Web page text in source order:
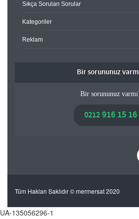
Sıkça Sorulan Sorular
Kategoriler
Reklam
Bir sorununuz
Bir sorununuz
0212916 15 16
Tüm Hakları Saklıdır © mermersat 2020
UA-135056296-1